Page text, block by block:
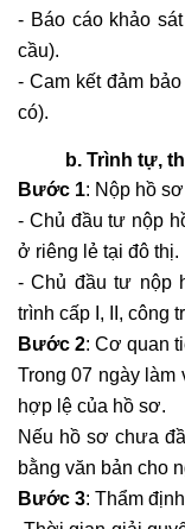
- Báo cáo khảo
cầu).
- Cam kết đảm
có).
b. Trình tự,
Bước 1: Nộp hồ sơ
- Chủ đầu tư nộp
ở riêng lẻ tại đô thị.
- Chủ đầu tư nộp
trình cấp I, II, công
Bước 2: Cơ quan
Trong 07 ngày làm
hợp lệ của hồ sơ.
Nếu hồ sơ chưa
bằng văn bản cho
Bước 3: Thẩm